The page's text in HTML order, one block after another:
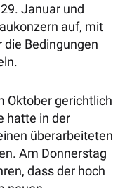
Januar und
auf, mit
Bedingungen
Oktober gerichtlich
hatte in der
überarbeiteten
Am Donnerstag
dass der hoch